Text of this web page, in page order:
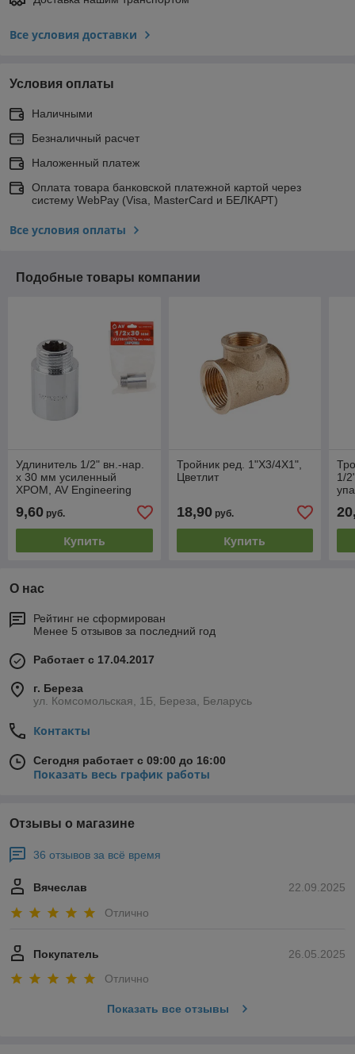
Все условия доставки
Условия оплаты
Наличными
Безналичный расчет
Наложенный платеж
Оплата товара банковской платежной картой через
систему WebPay (Visa, MasterCard и БЕЛКАРТ)
Все условия оплаты
Подобные товары компании
Удлинитель 1/2" вн.-нар.
х 30 мм усиленный
ХРОМ, AV Engineering
9,60 руб.
Купить
Тройник ред. 1"X3/4X1",
Цветлит
18,90руб.
Купить
1/
О нас
Рейтинг не сформирован
Менее 5 отзывов за последний год
Работает с 17.04.2017
г. Береза
ул. Комсомольская, 1Б, Береза, Беларусь
Контакты
Сегодня работает с 09:00 до 16:00
Показать весь график работы
Отзывы о магазине
36 отзывов за всё время
22.09.2025
Вячеслав
Отлично
26.05.2025
Покупатель
Отлично
Показать все отзывы